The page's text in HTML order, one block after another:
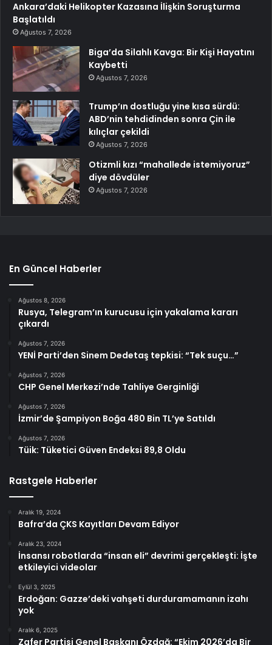
Ankara’daki Helikopter Kazasına İlişkin Soruşturma
Başlatıldı
Ağustos 7, 2026
Biga’da Silahlı Kavga: Bir Kişi Hayatını
Kaybetti
Ağustos 7, 2026
Trump’ın dostluğu yine kısa sürdü:
ABD’nin tehdidinden sonra Çin ile
kılıçlar çekildi
Ağustos 7, 2026
Otizmli kızı “mahallede istemiyoruz”
diye dövdüler
Ağustos 7, 2026
En Güncel Haberler
Ağustos 8, 2026
Rusya, Telegram’ın kurucusu için yakalama kararı
çıkardı
Ağustos 7, 2026
YENİ Parti’den Sinem Dedetaş tepkisi: “Tek suçu…”
Ağustos 7, 2026
CHP Genel Merkezi’nde Tahliye Gerginliği
Ağustos 7, 2026
İzmir’de Şampiyon Boğa 480 Bin TL’ye Satıldı
Ağustos 7, 2026
Tüik: Tüketici Güven Endeksi 89,8 Oldu
Rastgele Haberler
Aralık 19, 2024
Bafra’da ÇKS Kayıtları Devam Ediyor
Aralık 23, 2024
İnsansı robotlarda “insan eli” devrimi gerçekleşti: İşte
etkileyici videolar
Eylül 3, 2025
Erdoğan: Gazze’deki vahşeti durduramamanın izahı
yok
Aralık 6, 2025
Zafer Partisi Genel Başkanı Özdağ: “Ekim 2026’da Bir